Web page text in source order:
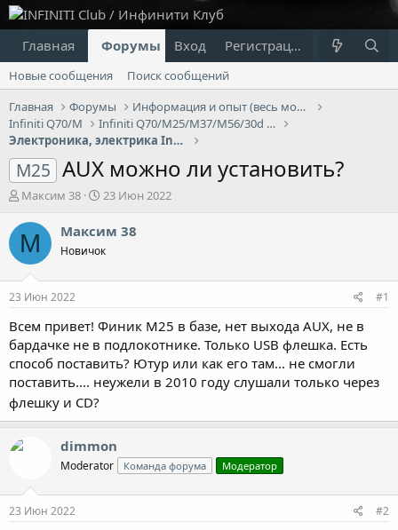
Главная Форумы Что нового?
Вход Регистрация
Новые сообщения
Поиск сообщений
Главная
Форумы
Информация и опыт (весь модельный ряд Infiniti)
Infiniti Q70/M
Infiniti Q70/M25/M37/М56/30d - 3G
Электроника, электрика Infiniti Q70/M
M25 AUX можно ли установить?
А
т
о
р
е
м
ы
Максим 38
Д
т
н
л
23 Июн 2022
М Максим 38
Новичок
23 Июн 2022 #1
Всем привет! Финик М25 в базе, нет выхода AUX, не в
бардачке не в подлокотнике. Только USB флешка. Есть
способ поставить? Ютур или как его там... не смогли
поставить.... неужели в 2010 году слушали только через
флешку и СD?
dimmon
Moderator Команда форума Модератор
23 Июн 2022 #2